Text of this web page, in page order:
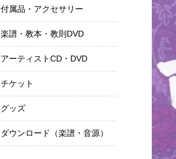
付属品・アクセサリー
楽譜・教本・教則DVD
アーティストCD・DVD
チケット
グッズ
ダウンロード（楽譜・音源）